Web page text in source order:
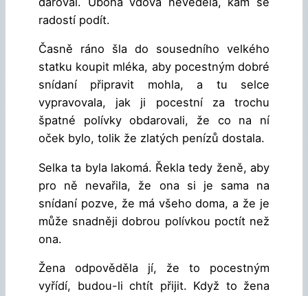
radostí podít.
Časně ráno šla do sousedního velkého
statku koupit mléka, aby pocestným dobré
snídaní připravit mohla, a tu selce
vypravovala, jak ji pocestní za trochu
špatné polívky obdarovali, že co na ní
oček bylo, tolik že zlatých penízů dostala.
Selka ta byla lakomá. Řekla tedy ženě, aby
pro ně nevařila, že ona si je sama na
snídaní pozve, že má všeho doma, a že je
může snadněji dobrou polívkou poctít než
ona.
Žena odpověděla jí, že to pocestným
vyřídí, budou-li chtít přijit. Když to žena